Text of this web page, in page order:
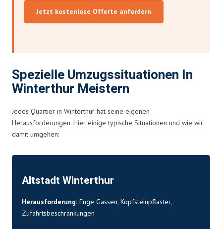
Jetzt kostenlose Offerte anfordern
Spezielle Umzugssituationen In
Winterthur Meistern
Jedes Quartier in Winterthur hat seine eigenen
Herausforderungen. Hier einige typische Situationen und wie wir
damit umgehen:
Altstadt Winterthur
Herausforderung: Enge Gassen, Kopfsteinpflaster,
Zufahrtsbeschränkungen